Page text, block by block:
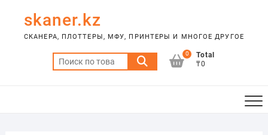
content
skaner.kz
СКАНЕРА, ПЛОТТЕРЫ, МФУ, ПРИНТЕРЫ И МНОГОЕ ДРУГОЕ
Искать:
0
Total
₸0